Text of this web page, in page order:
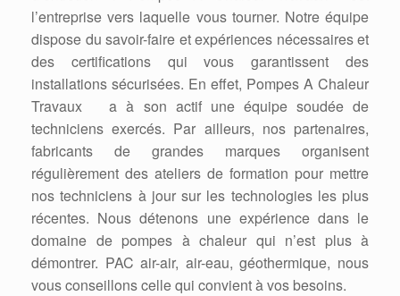
l’entreprise vers laquelle vous tourner. Notre équipe
dispose du savoir-faire et expériences nécessaires et
des certifications qui vous garantissent des
installations sécurisées. En effet, Pompes A Chaleur
Travaux a à son actif une équipe soudée de
techniciens exercés. Par ailleurs, nos partenaires,
fabricants de grandes marques organisent
régulièrement des ateliers de formation pour mettre
nos techniciens à jour sur les technologies les plus
récentes. Nous détenons une expérience dans le
domaine de pompes à chaleur qui n’est plus à
démontrer. PAC air-air, air-eau, géothermique, nous
vous conseillons celle qui convient à vos besoins.